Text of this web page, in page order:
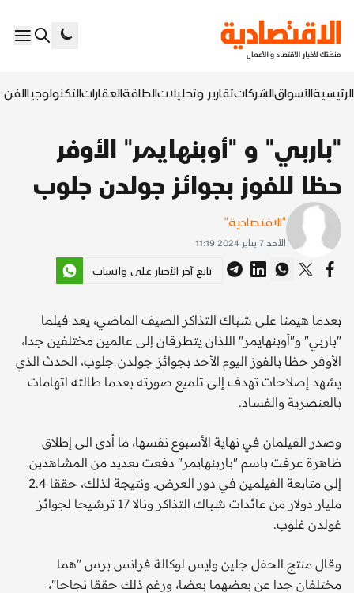
الرئيسيةالأسواقالشركاتتقارير وتحليلاتالطاقةالعقاراتالتكنولوجياالفن
"باربي" و "أوبنهايمر" الأوفر
حظا للفوز بجوائز جولدن جلوب
"الاقتصادية"
الأحد 7 يناير 2024 11:19
تابع آخر الأخبار على واتساب
بعدما هيمنا على شباك التذاكر الصيف الماضي، يعد فيلما
"باربي" و"أوبنهايمر" اللذان يتطرقان إلى عالمين مختلفين جدا،
الأوفر حظا بالفوز اليوم الأحد بجوائز جولدن جلوب، الحدث الذي
يشهد إصلاحات تهدف إلى تلميع صورته بعدما طالته اتهامات
بالعنصرية والفساد.
وصدر الفيلمان في نهاية الأسبوع نفسها، ما أدى الى إطلاق
ظاهرة عرفت باسم "باربنهايمر" دفعت بعديد من المشاهدين
إلى متابعة الفيلمين في دور العرض. ونتيجة لذلك، حققا 2.4
مليار دولار من عائدات شباك التذاكر ونالا 17 ترشيحا لجوائز
غولدن غلوب.
وقال منتج الحفل جلين وايس لوكالة فرانس برس "هما
مختلفان جدا عن بعضهما بعضا، ورغم ذلك حققا نجاحا"،